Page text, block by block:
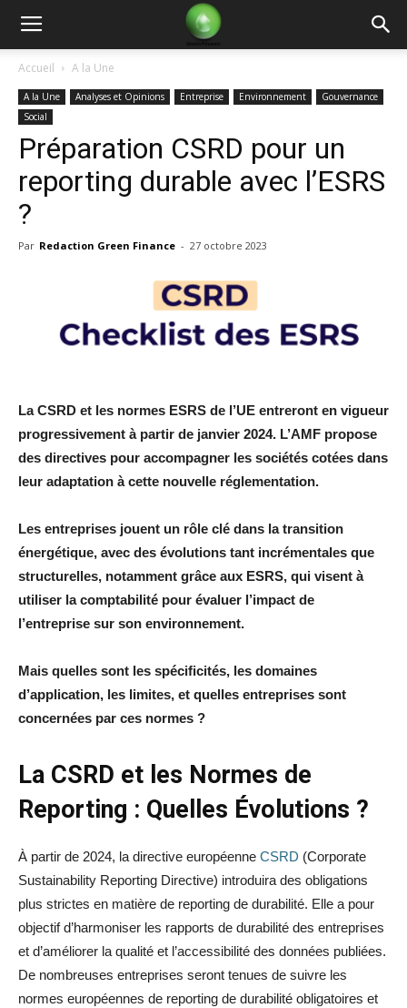
Green
Finance
Accueil A la Une
A la Une Analyses et Opinions Entreprise Environnement
Gouvernance
Social
Préparation CSRD pour un
reporting durable avec l’ESRS
?
Par Redaction Green Finance - 27 octobre 2023
La CSRD et les normes ESRS de l’UE entreront en vigueur
progressivement à partir de janvier 2024. L’AMF propose
des directives pour accompagner les sociétés cotées dans
leur adaptation à cette nouvelle réglementation.
Les entreprises jouent un rôle clé dans la transition
énergétique, avec des évolutions tant incrémentales que
structurelles, notamment grâce aux ESRS, qui visent à
utiliser la comptabilité pour évaluer l’impact de
l’entreprise sur son environnement.
Mais quelles sont les spécificités, les domaines
d’application, les limites, et quelles entreprises sont
concernées par ces normes ?
La CSRD et les Normes de
Reporting : Quelles Évolutions ?
À partir de 2024, la directive européenne CSRD (Corporate
Sustainability Reporting Directive) introduira des obligations
plus strictes en matière de reporting de durabilité. Elle a pour
objectif d’harmoniser les rapports de durabilité des entreprises
et d’améliorer la qualité et l’accessibilité des données publiées.
De nombreuses entreprises seront tenues de suivre les
normes européennes de reporting de durabilité obligatoires et